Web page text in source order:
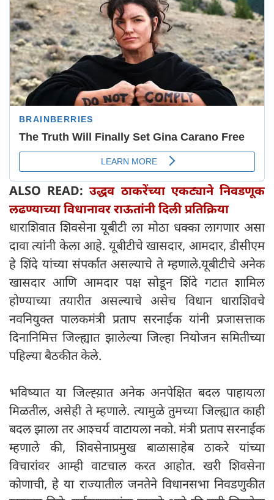
ALSO READ:उद्धव ठाकरेंच्या एकट्याने निवडणूक
लढण्याच्या विधानावर राऊतांनी दिली प्रतिक्रिया
धाराशिवात शिवसेना यूबीटी ला मोठा धक्का लागणार असा
दावा त्यांनी केला आहे. यूबीटीचे खासदार, आमदार, डीसीएम
हे शिंदे यांच्या संपर्कात असल्याचे ते म्हणाले.यूबीटीचे अनेक
खासदार आणि आमदार पक्ष सोडून शिंदे गटात शामिल
होण्याच्या तयारीत असल्याचे असेच विधान धाराशिवचे
नवनियुक्त पालकमंत्री प्रताप सरनाईक यांनी प्रजासत्ताक
दिनानिमित्त जिल्ह्यात झालेल्या जिल्हा नियोजन समितीच्या
पहिल्या बैठकीत केले.
भविष्यात या जिल्ह्य़ात अनेक अनपेक्षित बदल पाहायला
मिळतील, असेही ते म्हणाले. त्यामुळे तुमच्या जिल्ह्यात काही
बदल झाला तर आश्चर्य वाटायला नको. मंत्री प्रताप सरनाईक
म्हणाले की, शिवसेनाप्रमुख बाळासाहेब ठाकरे यांच्या
विचारांवर आम्ही वाटचाल करत आहोत. खरी शिवसेना
कोणाची, हे या राज्यातील जनतेने विधानसभा निवडणुकीत